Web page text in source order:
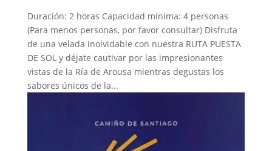
Duración: 2 horas Capacidad mínima: 4 personas
(Para menos personas, por favor consultar) Disfruta
de una velada inolvidable con nuestra RUTA PUESTA
DE SOL y déjate cautivar por las impresionantes
vistas de la Ría de Arousa mientras degustas los
sabores únicos de la...